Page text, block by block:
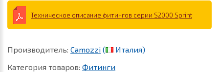
Техническое описание фитингов серии S2000 Sprint
Производитель: Camozzi (
Италия)
Категория товаров: Фитинги